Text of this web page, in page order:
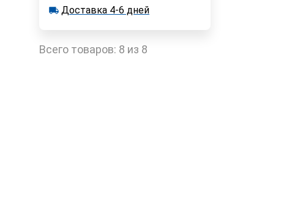
В корзину
Быстрый заказ
в наличии >12 шт.
Доставка 4-6 дней
Всего товаров: 8 из 8